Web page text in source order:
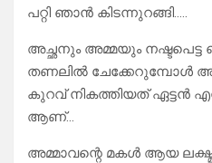
പറ്റി ഞാൻ കിടന്നുറങ്ങി…..
അച്ഛനും അമ്മയും
തണലിൽ ചേക്കേറുമ്പോൾ
കുറവ് നികത്തിയത് ഏട്ടൻ
ആണ്…
അമ്മാവന്റെ മകൾ ആയ